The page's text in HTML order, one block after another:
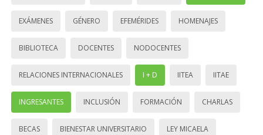
EXÁMENES GÉNERO EFEMÉRIDES HOMENAJES
BIBLIOTECA DOCENTES NODOCENTES
RELACIONES INTERNACIONALES I + D IITEA IITAE
INGRESANTES INCLUSIÓN FORMACIÓN CHARLAS
BECAS BIENESTAR UNIVERSITARIO LEY MICAELA